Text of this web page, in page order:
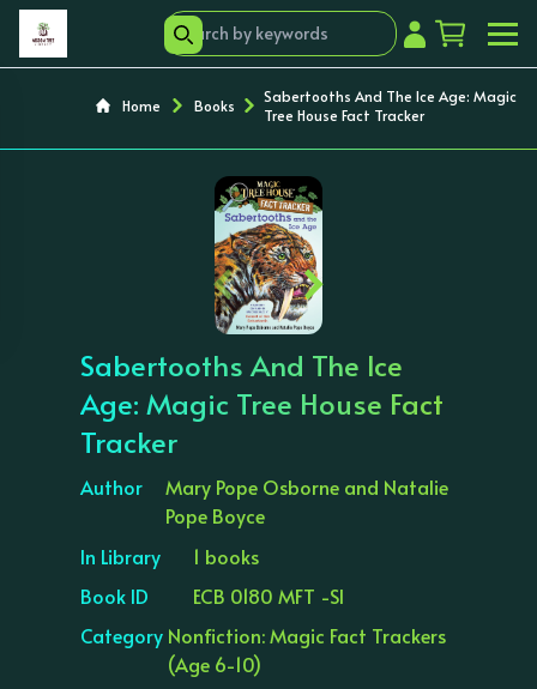
Home Books
Sabertooths And The Ice Age: Magic
Tree House Fact Tracker
‹ ›
Sabertooths And The Ice
Age: Magic Tree House Fact
Tracker
Author
Mary Pope Osborne and Natalie
Pope Boyce
In Library
1 books
Book ID
ECB 0180 MFT -SI
Category Nonfiction: Magic Fact Trackers
(Age 6-10)